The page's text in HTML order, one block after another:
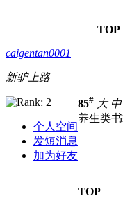
TOP
caigentan0001
新驴上路
个人空间
发短消息
加为好友
85# 大 中
养生类
TOP